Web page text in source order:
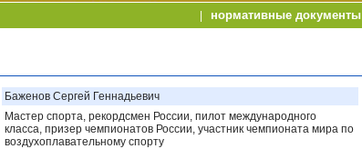
нормативные документы
Баженов Сергей Геннадьевич
Мастер спорта, рекордсмен России, пилот международного
класса, призер чемпионатов России, участник чемпионата мира по
воздухоплавательному спорту